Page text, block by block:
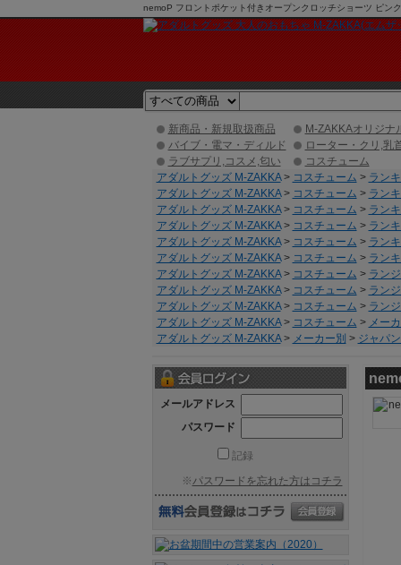
nemoP フロントポケット付きオープンクロッチショーツ ピン
新商品・新規取扱商品
M-ZAKKAオリジナ
バイブ・電マ・ディルド
ローター・クリ,乳
ラブサプリ,コスメ,匂い
コスチューム
アダルトグッズ M-ZAKKA> コスチューム > ラン
アダルトグッズ M-ZAKKA> コスチューム > ラン
アダルトグッズ M-ZAKKA> コスチューム > ラン
アダルトグッズ M-ZAKKA> コスチューム > ラン
アダルトグッズ M-ZAKKA> コスチューム > ラン
アダルトグッズ M-ZAKKA> コスチューム > ラン
アダルトグッズ M-ZAKKA> コスチューム > ラン
アダルトグッズ M-ZAKKA> コスチューム > ラン
アダルトグッズ M-ZAKKA> コスチューム > ラン
アダルトグッズ M-ZAKKA> コスチューム > メー
アダルトグッズ M-ZAKKA> メーカー別 > ジャパ
メールアドレス
パスワード
記録
※パスワードを忘れた方はコチラ